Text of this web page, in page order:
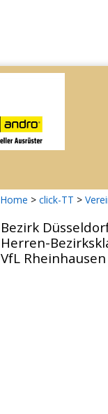
Home > click-TT >
Bezirk
Herren-
VfL